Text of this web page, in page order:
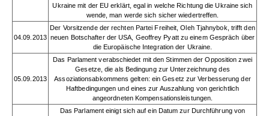
Ukraine mit der EU erklärt, egal in welche Richtung die Ukraine sich
wende, man werde sich sicher wiedertreffen.
04.09.2013
Der Vorsitzende der rechten Partei Freiheit, Oleh Tjahnybok, trifft den
neuen Botschafter der USA, Geoffrey Pyatt zu einem Gespräch über
die Europäische Integration der Ukraine.
05.09.2013
Das Parlament verabschiedet mit den Stimmen der Opposition zwei
Gesetze, die als Bedingung zur Unterzeichnung des
Assoziationsabkommens gelten: ein Gesetz zur Verbesserung der
Haftbedingungen und eines zur Auszahlung von gerichtlich
angeordneten Kompensationsleistungen.
Das Parlament einigt sich auf ein Datum zur Durchführung von